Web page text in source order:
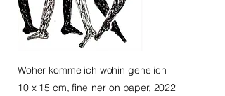
Woher komme ich wohin gehe ich
10 x 15 cm, fineliner on paper, 2022